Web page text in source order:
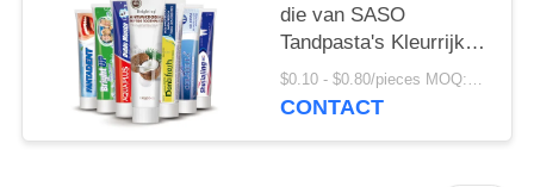
die van SASO
Tandpasta's Kleurrijk
Crystal Anti Cavity
witten
$0.10 - $0.80/pieces MOQ:500 stukken
CONTACT